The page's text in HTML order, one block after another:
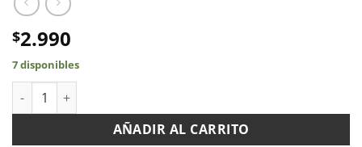
$2.990
7 disponibles
Té Ceylan 200gr cantidad
AÑADIR AL CARRITO